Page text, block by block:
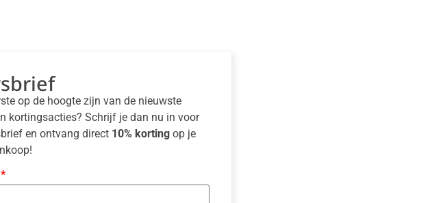
op de hoogte zijn van de nieuwste
kortingsacties? Schrijf je dan nu in voor
en ontvang direct 10% kortingop je